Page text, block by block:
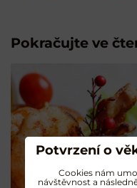
Pokračujte ve
Potvrzení o
Cookies nám
návštěvnost a